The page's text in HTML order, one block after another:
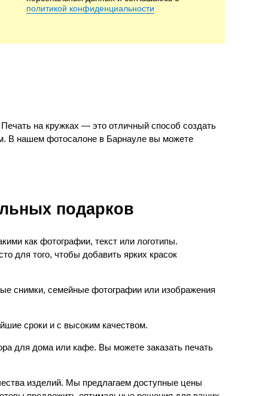
политикой конфиденциальности
на кружках — это отличный способ создать
В нашем фотосалоне в Барнауле вы можете
подарков
как фотографии, текст или логотипы.
для того, чтобы добавить ярких красок
снимки, семейные фотографии или изображения
сроки и с высоким качеством.
для дома или кафе. Вы можете заказать печать
изделий. Мы предлагаем доступные цены